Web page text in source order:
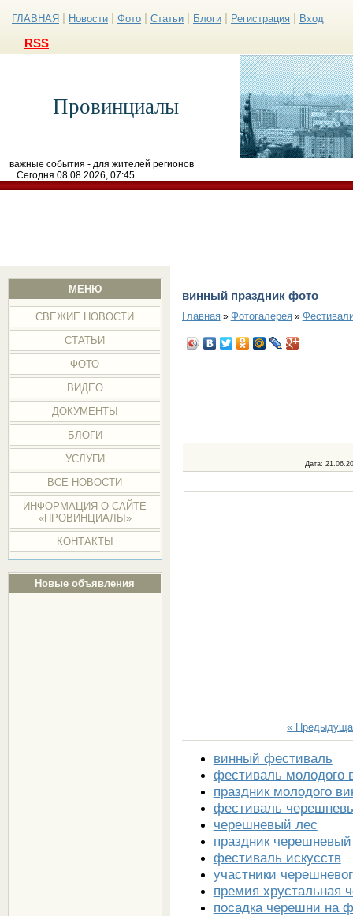
ГЛАВНАЯ Новости Фото Статьи Блоги Регистрация Вход
RSS
Провинциалы
важные события - для жителей регионов
Сегодня 08.08.2026, 07:45
МЕНЮ
СВЕЖИЕ НОВОСТИ
СТАТЬИ
ФОТО
ВИДЕО
ДОКУМЕНТЫ
БЛОГИ
УСЛУГИ
ВСЕ НОВОСТИ
ИНФОРМАЦИЯ О САЙТЕ
«ПРОВИНЦИАЛЫ»
КОНТАКТЫ
Новые объявления
винный праздник фото
Главная» Фотогалерея»
Дата:
«
винный фестиваль
фестиваль молодого
праздник молодого
фестиваль
черешневый лес
праздник
фестиваль искусств
участники
премия хрустальная
посадка черешни на